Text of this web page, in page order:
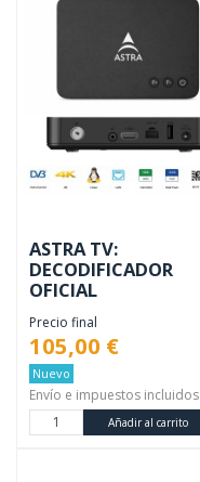
ASTRA TV:
DECODIFICADOR
OFICIAL
Precio final
105,00 €
Nuevo
Envío e impuestos incluidos
Añadir al carrito